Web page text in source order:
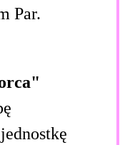
Par.